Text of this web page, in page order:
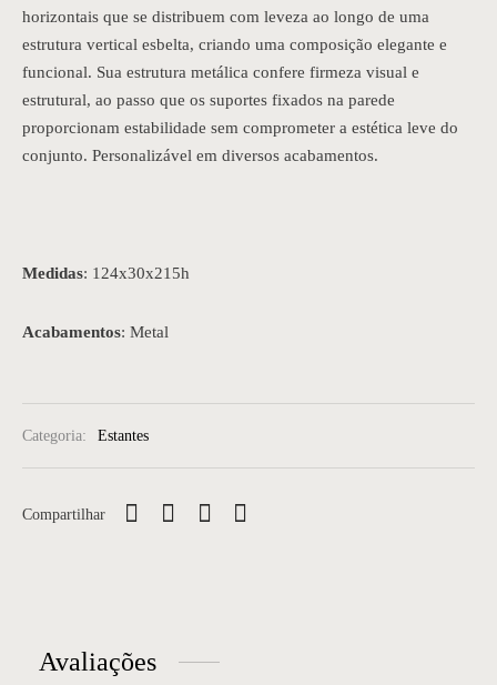
horizontais que se distribuem com leveza ao longo de uma
estrutura vertical esbelta, criando uma composição elegante e
funcional. Sua estrutura metálica confere firmeza visual e
estrutural, ao passo que os suportes fixados na parede
proporcionam estabilidade sem comprometer a estética leve do
conjunto. Personalizável em diversos acabamentos.
Medidas: 124x30x215h
Acabamentos: Metal
Categoria: Estantes
Compartilhar
Avaliações